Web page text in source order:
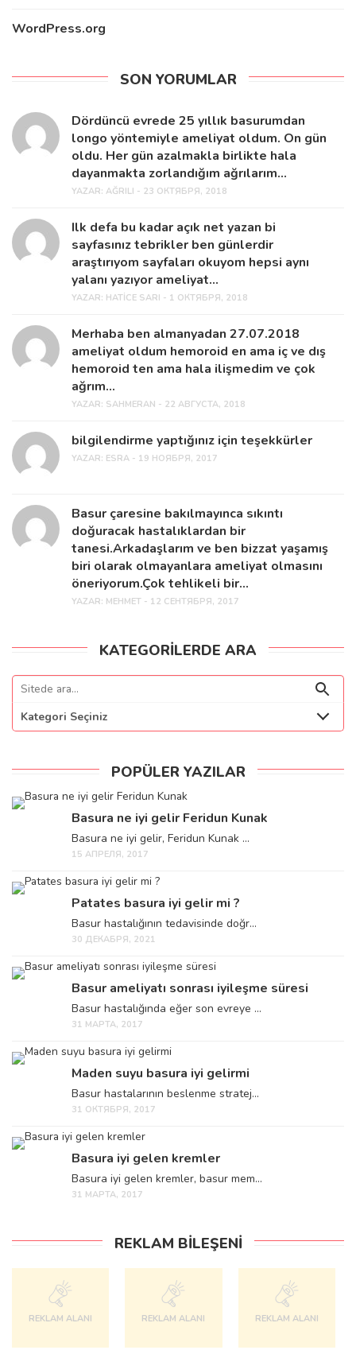
WordPress.org
SON YORUMLAR
Dördüncü evrede 25 yıllık basurumdan
longo yöntemiyle ameliyat oldum. On gün
oldu. Her gün azalmakla birlikte hala
dayanmakta zorlandığım ağrılarım...
YAZAR: AĞRILI - 23 ОКТЯБРЯ, 2018
Ilk defa bu kadar açık net yazan bi
sayfasınız tebrikler ben günlerdir
araştırıyom sayfaları okuyom hepsi aynı
yalanı yazıyor ameliyat...
YAZAR: HATICE SARI - 1 ОКТЯБРЯ, 2018
Merhaba ben almanyadan 27.07.2018
ameliyat oldum hemoroid en ama iç ve dış
hemoroid ten ama hala ilişmedim ve çok
ağrım...
YAZAR: SAHMERAN - 22 АВГУСТА, 2018
bilgilendirme yaptığınız için teşekkürler
YAZAR: ESRA - 19 НОЯБРЯ, 2017
Basur çaresine bakılmayınca sıkıntı
doğuracak hastalıklardan bir
tanesi.Arkadaşlarım ve ben bizzat yaşamış
biri olarak olmayanlara ameliyat olmasını
öneriyorum.Çok tehlikeli bir...
YAZAR: MEHMET - 12 СЕНТЯБРЯ, 2017
KATEGORILERDE ARA
Kategori Seçiniz
POPÜLER YAZILAR
Basura ne iyi gelir Feridun Kunak
Basura ne iyi gelir, Feridun Kunak ...
15 АПРЕЛЯ, 2017
Patates basura iyi gelir mi ?
Basur hastalığının tedavisinde doğr...
30 ДЕКАБРЯ, 2021
Basur ameliyatı sonrası iyileşme süresi
Basur hastalığında eğer son evreye ...
31 МАРТА, 2017
Maden suyu basura iyi gelirmi
Basur hastalarının beslenme stratej...
31 ОКТЯБРЯ, 2017
Basura iyi gelen kremler
Basura iyi gelen kremler, basur mem...
31 МАРТА, 2017
REKLAM BILEŞENI
REKLAM ALANI REKLAM ALANI REKLAM ALANI